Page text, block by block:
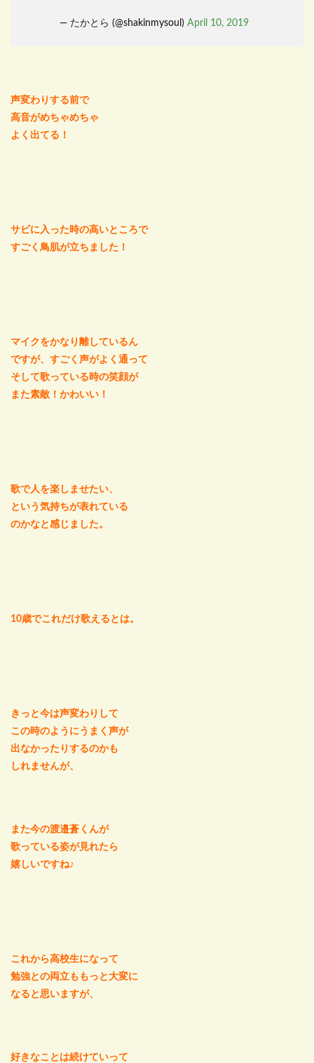
— たかとら (@shakinmysoul) April 10, 2019
声変わりする前で
高音がめちゃめちゃ
よく出てる！
サビに入った時の高いところで
すごく鳥肌が立ちました！
マイクをかなり離しているん
ですが、すごく声がよく通って
そして歌っている時の笑顔が
また素敵！かわいい！
歌で人を楽しませたい、
という気持ちが表れている
のかなと感じました。
10歳でこれだけ歌えるとは。
きっと今は声変わりして
この時のようにうまく声が
出なかったりするのかも
しれませんが、
また今の渡邉蒼くんが
歌っている姿が見れたら
嬉しいですね♪
これから高校生になって
勉強との両立ももっと大変に
なると思いますが、
好きなことは続けていって